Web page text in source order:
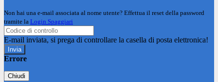
Non hai una e-mail associata al nome utente? Effettua il reset della password
tramite la Login Spaggiari
E-mail inviata, si prega di controllare la casella di posta elettronica!
Errore
Chiudi